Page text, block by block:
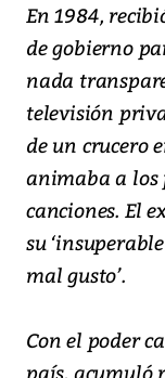
En 1984,
de gobierno
nada
televisión
de un crucero
animaba a los
canciones. El
su
mal gusto’.
Con el poder
país, acumuló